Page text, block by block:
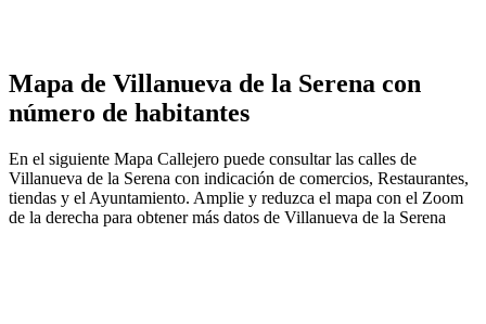
Mapa de Villanueva de la Serena con
número de habitantes
En el siguiente Mapa Callejero puede consultar las calles de
Villanueva de la Serena con indicación de comercios, Restaurantes,
tiendas y el Ayuntamiento. Amplie y reduzca el mapa con el Zoom
de la derecha para obtener más datos de Villanueva de la Serena